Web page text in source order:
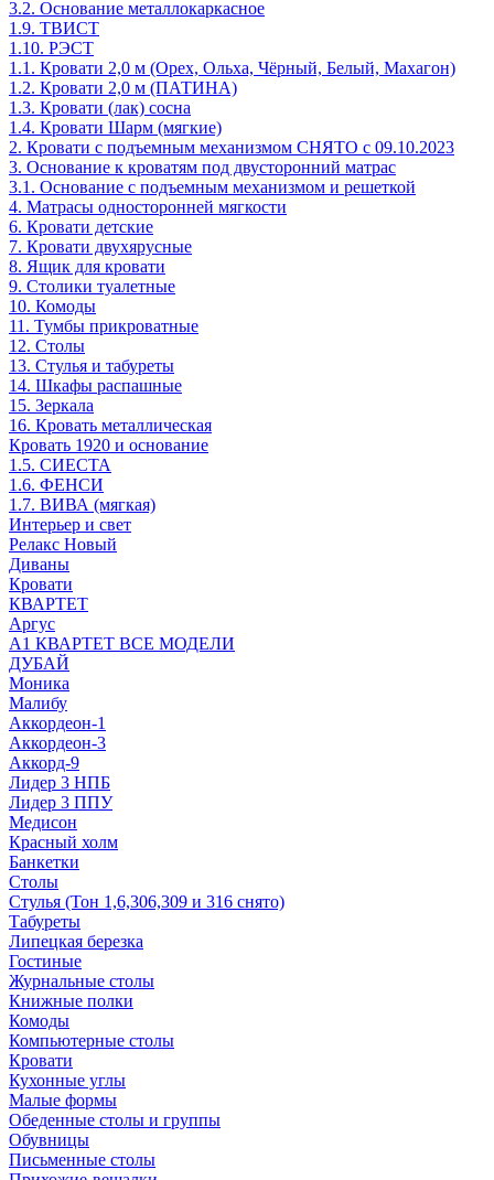
3.2. Основание металлокаркасное
1.9. ТВИСТ
1.10. РЭСТ
1.1. Кровати 2,0 м (Орех, Ольха, Чёрный, Белый, Махагон)
1.2. Кровати 2,0 м (ПАТИНА)
1.3. Кровати (лак) сосна
1.4. Кровати Шарм (мягкие)
2. Кровати с подъемным механизмом СНЯТО с 09.10.2023
3. Основание к кроватям под двусторонний матрас
3.1. Основание с подъемным механизмом и решеткой
4. Матрасы односторонней мягкости
6. Кровати детские
7. Кровати двухярусные
8. Ящик для кровати
9. Столики туалетные
10. Комоды
11. Тумбы прикроватные
12. Столы
13. Стулья и табуреты
14. Шкафы распашные
15. Зеркала
16. Кровать металлическая
Кровать 1920 и основание
1.5. СИЕСТА
1.6. ФЕНСИ
1.7. ВИВА (мягкая)
Интерьер и свет
Релакс Новый
Диваны
Кровати
КВАРТЕТ
Аргус
А1 КВАРТЕТ ВСЕ МОДЕЛИ
ДУБАЙ
Моника
Малибу
Аккордеон-1
Аккордеон-3
Аккорд-9
Лидер 3 НПБ
Лидер 3 ППУ
Медисон
Красный холм
Банкетки
Столы
Стулья (Тон 1,6,306,309 и 316 снято)
Табуреты
Липецкая березка
Гостиные
Журнальные столы
Книжные полки
Комоды
Компьютерные столы
Кровати
Кухонные углы
Малые формы
Обеденные столы и группы
Обувницы
Письменные столы